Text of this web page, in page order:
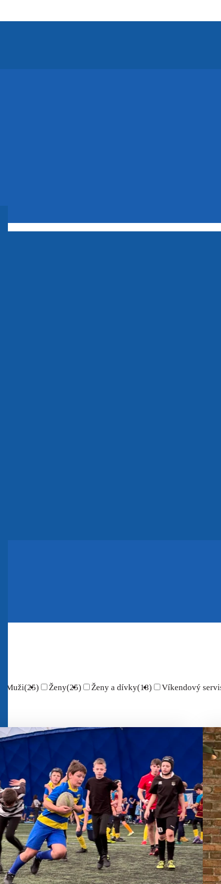
Muži(25) Ženy(25) Ženy a dívky(18) Víkendový